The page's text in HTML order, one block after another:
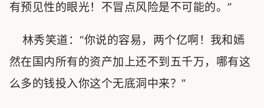
有预见性的眼光！不冒点风险是不可能的。”
林秀笑道：“你说的容易，两个亿啊！我和嫣
然在国内所有的资产加上还不到五千万，哪有这
么多的钱投入你这个无底洞中来？”